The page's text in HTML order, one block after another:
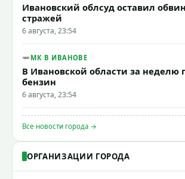
Ивановский облсуд оставил
стражей
6 августа, 23:54
МК В ИВАНОВЕ
В Ивановской области за неделю
бензин
6 августа, 23:54
Все новости города →
ОРГАНИЗАЦИИ ГОРОДА